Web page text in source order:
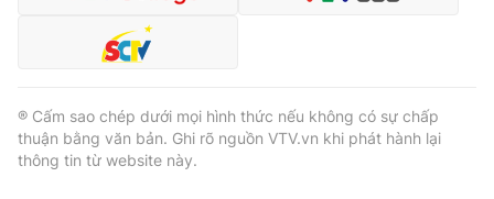
® Cấm sao chép dưới mọi hình thức nếu không có sự chấp
thuận bằng văn bản. Ghi rõ nguồn VTV.vn khi phát hành lại
thông tin từ website này.